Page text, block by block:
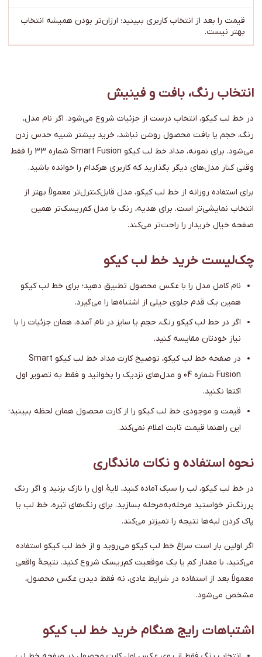
قیمت را بعد از انتخاب کاربری ببینید؛ ارزان‌تر بودن همیشه انتخاب
بهتر نیست.
انتخاب رنگ، بافت و فینیش
در خط لب کیکو، انتخاب درست از جزئیات شروع می‌شود. اگر نام مدل،
رنگ، حجم یا بافت محصول روشن نباشد، خرید بیشتر شبیه حدس زدن
می‌شود. برای نمونه، مداد خط لب کیکو Smart Fusion شماره 33 را فقط
وقتی کنار مدل‌های دیگر بگذارید که کاربری هرکدام را خوانده باشید.
برای استفاده روزانه از خط لب کیکو، مدل قابل‌کنترل‌تر معمولاً بهتر از
انتخاب نمایشی‌تر است. برای هدیه، رنگ یا مدل کم‌ریسک‌تر همین
صفحه خیال خریدار را راحت‌تر می‌کند.
چک‌لیست خرید خط لب کیکو
نام کامل مدل را با عکس محصول تطبیق دهید؛ برای خط لب کیکو
همین یک قدم جلوی خیلی از اشتباه‌ها را می‌گیرد.
اگر در خط لب کیکو رنگ، حجم یا سایز در نام آمده، همان جزئیات را با
نیاز خودتان مقایسه کنید.
در صفحه خط لب کیکو، توضیح کارت مداد خط لب کیکو Smart
Fusion شماره 04 و مدل‌های نزدیک را بخوانید و فقط به تصویر اول
اکتفا نکنید.
قیمت و موجودی خط لب کیکو را از کارت محصول همان لحظه ببینید؛
این راهنما قیمت ثابت اعلام نمی‌کند.
نحوه استفاده و نکات ماندگاری
در خط لب کیکو، لب را سبک آماده کنید، لایهٔ اول را نازک بزنید و اگر رنگ
پررنگ‌تر خواستید مرحله‌به‌مرحله بسازید. برای رنگ‌های تیره، خط لب یا
پاک کردن لبه‌ها نتیجه را تمیزتر می‌کند.
اگر اولین بار است سراغ خط لب کیکو می‌روید و از خط لب کیکو استفاده
می‌کنید، با مقدار کم یا یک موقعیت کم‌ریسک شروع کنید. نتیجهٔ واقعی
معمولاً بعد از استفاده در شرایط عادی، نه فقط دیدن عکس محصول،
مشخص می‌شود.
اشتباهات رایج هنگام خرید خط لب کیکو